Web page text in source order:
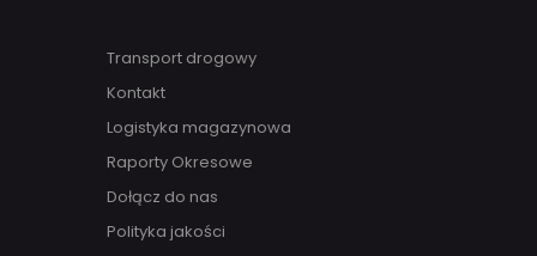
Transport drogowy
Kontakt
Logistyka magazynowa
Raporty Okresowe
Dołącz do nas
Polityka jakości